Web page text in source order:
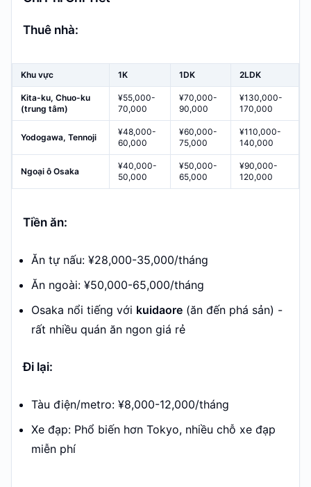
Thuê nhà:
Khu vực 1K 1DK 2LDK
Kita-ku, Chuo-ku
(trung tâm)
¥55,000-
70,000
¥70,000-
90,000
¥130,000-
170,000
Yodogawa, Tennoji
¥48,000-
60,000
¥60,000-
75,000
¥110,000-
140,000
Ngoại ô Osaka
¥40,000-
50,000
¥50,000-
65,000
¥90,000-
120,000
Tiền ăn:
Ăn tự nấu: ¥28,000-35,000/tháng
Ăn ngoài: ¥50,000-65,000/tháng
Osaka nổi tiếng với kuidaore (ăn đến phá sản) -
rất nhiều quán ăn ngon giá rẻ
Đi lại:
Tàu điện/metro: ¥8,000-12,000/tháng
Xe đạp: Phổ biến hơn Tokyo, nhiều chỗ xe đạp
miễn phí